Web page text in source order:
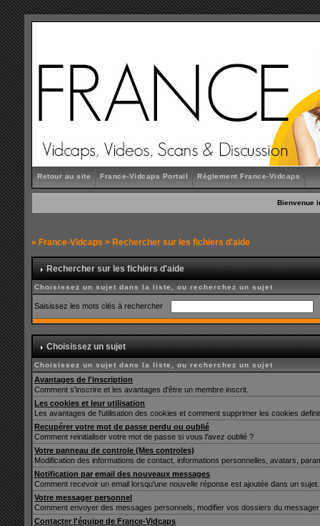
Retour au site France-Vidcaps Portail Règlement France-Vidcaps
Bienvenue
» France-Vidcaps > Rechercher sur les fichiers d'aide
Rechercher sur les fichiers d'aide
Choisissez un sujet dans la liste, ou recherchez un sujet
Saisissez les mots clés à rechercher
Choisissez un sujet
Choisissez un sujet dans la liste, ou recherchez un sujet
Avantages de l'inscription
Comment s'inscrire et les avantages d'être un membre inscrit.
Les cookies et leur utilisation
Les avantages de l'utilisation des cookies et comment supprimer les cookies
Recupérer votre mot de passe perdu ou oublié
Comment reinitialiser votre mot de passe si vous l'avez oublié ?
Votre panneau de controle (Mes controles)
Modification des informations de contact, informations personnelles, avatars,
Notification par email des nouveaux messages
Comment recevoir un email lorsqu'une nouvelle réponse est ajoutée dans un sujet.
Votre messager personnel
Comment envoyer des messages personnels, modifier vos dossiers du
Contacter l'équipe de France-Vidcaps